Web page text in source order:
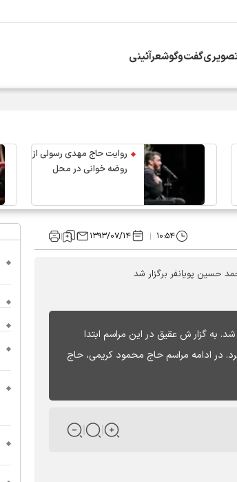
گفت‌وگوشعرآئینی
روایت حاج مهدی رسولی از
روضه خوانی در محل
۱۰:۵۴ ۱۳۹۳/۰۷/۱۴
حسین پویانفر برگزار شد
به گزار ش عقیق در این مراسم ابتدا
ادامه مراسم حاج محمود کریمی، حاج